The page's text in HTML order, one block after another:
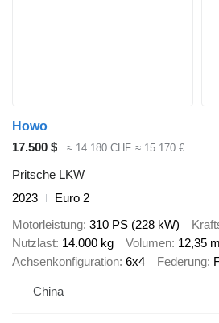
Howo
17.500 $
≈ 14.180 CHF ≈ 15.170 €
Pritsche LKW
2023
Euro 2
Motorleistung 310 PS (228 kW)
Nutzlast 14.000 kg Volumen 12,35
Achsenkonfiguration 6x4 Federung
China